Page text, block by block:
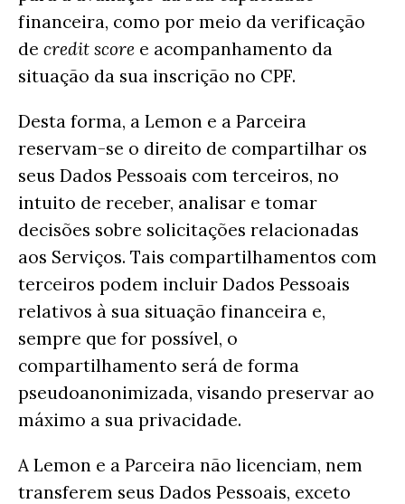
financeira, como por meio da verificação
de credit score e acompanhamento da
situação da sua inscrição no CPF.
Desta forma, a Lemon e a Parceira
reservam-se o direito de compartilhar os
seus Dados Pessoais com terceiros, no
intuito de receber, analisar e tomar
decisões sobre solicitações relacionadas
aos Serviços. Tais compartilhamentos com
terceiros podem incluir Dados Pessoais
relativos à sua situação financeira e,
sempre que for possível, o
compartilhamento será de forma
pseudoanonimizada, visando preservar ao
máximo a sua privacidade.
A Lemon e a Parceira não licenciam, nem
transferem seus Dados Pessoais, exceto